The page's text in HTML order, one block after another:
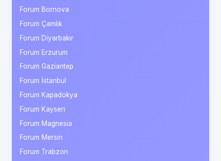
Forum Bornova
Forum Çamlık
Forum Diyarbakır
Forum Erzurum
Forum Gaziantep
Forum İstanbul
Forum Kapadokya
Forum Kayseri
Forum Magnesia
Forum Mersin
Forum Trabzon